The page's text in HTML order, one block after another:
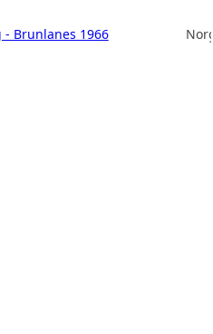
Brunlanes 1966